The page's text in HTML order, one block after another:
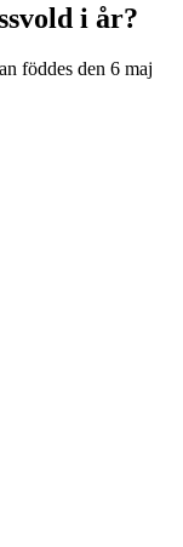
i år?
föddes den 6 maj